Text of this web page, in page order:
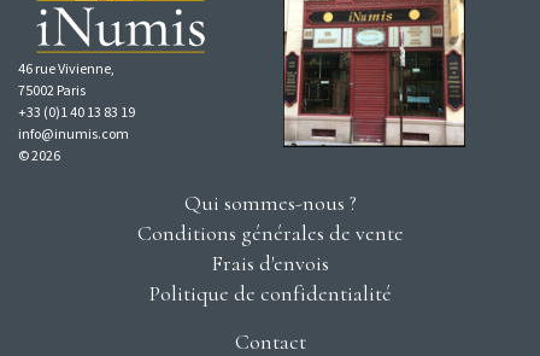
46 rue Vivienne,
75002 Paris
+33 (0)1 40 13 83 19
info@inumis.com
© 2026
Qui sommes-nous ?
Conditions générales de vente
Frais d'envois
Politique de confidentialité
Contact